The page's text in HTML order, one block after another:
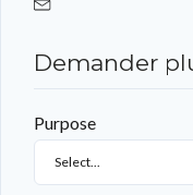
Demander
Purpose
Select...